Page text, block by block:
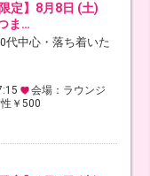
定】8月8日 (土)
ま…
代中心・落ち着いた
会場：ラウンジ
￥500